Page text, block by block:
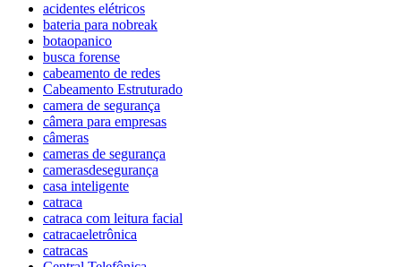
acidentes elétricos
bateria para nobreak
botaopanico
busca forense
cabeamento de redes
Cabeamento Estruturado
camera de segurança
câmera para empresas
câmeras
cameras de segurança
camerasdesegurança
casa inteligente
catraca
catraca com leitura facial
catracaeletrônica
catracas